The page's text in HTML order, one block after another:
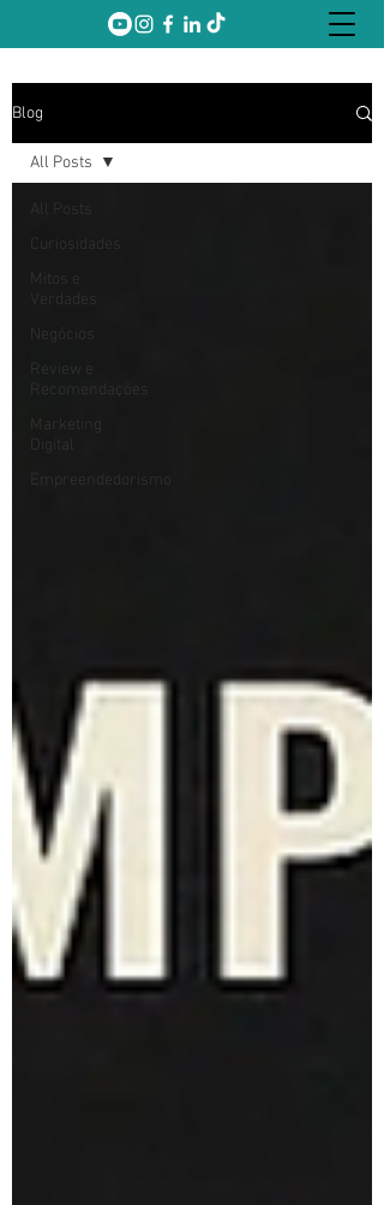
Blog
Curiosidades
Mitos e
Verdades
Negócios
Review e
Recomendações
Marketing
Digital
Empreendedorismo
All Posts